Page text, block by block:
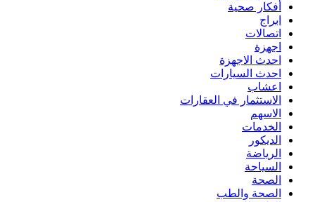
أفكار صحية
ابراج
اتصالات
اجهزة
احدث الاجهزة
احدث السيارات
اعشاب
الاستثمار في العقارات
الاسهم
الخدمات
الديكور
الرياضة
السياحة
الصحة
الصحة والطب